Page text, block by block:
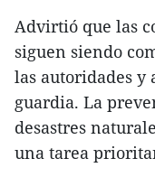
Advirtió que las
siguen siendo
las autoridades y
guardia. La
desastres
una tarea